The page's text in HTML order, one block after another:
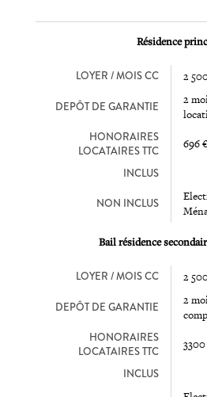
Résidence
LOYER / MOIS CC 2
DEPÔT DE GARANTIE
2
HONORAIRES
LOCATAIRES TTC
696
INCLUS
NON INCLUS
Bail résidence
LOYER / MOIS CC 2
DEPÔT DE GARANTIE
2
HONORAIRES
LOCATAIRES TTC
INCLUS